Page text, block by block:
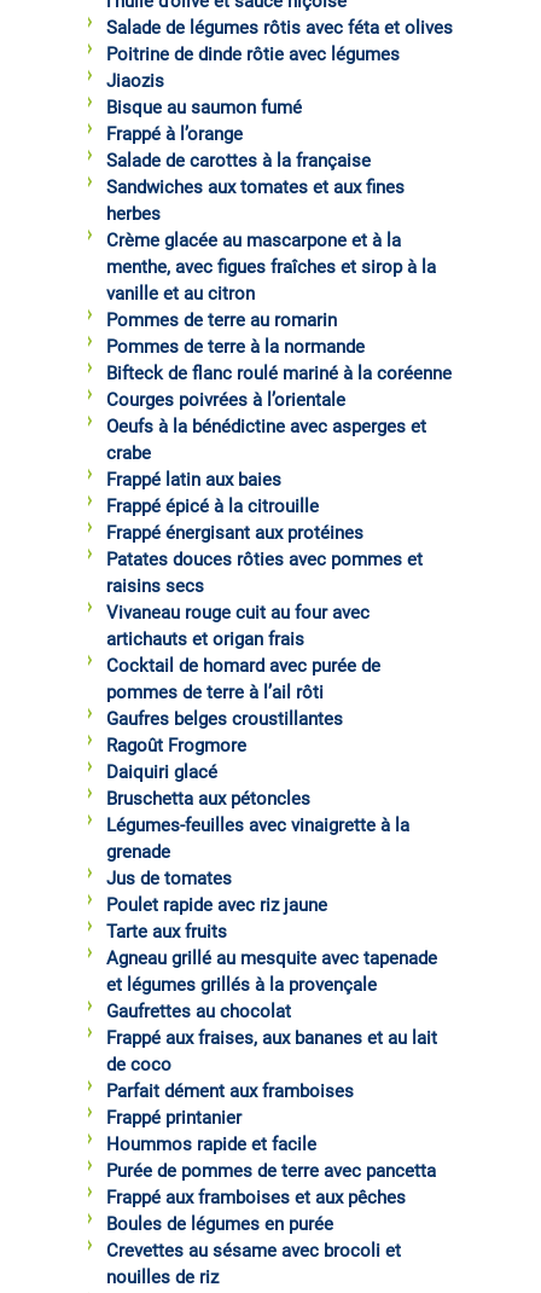
Salade de légumes rôtis avec féta et olives
Poitrine de dinde rôtie avec légumes
Jiaozis
Bisque au saumon fumé
Frappé à l’orange
Salade de carottes à la française
Sandwiches aux tomates et aux fines
herbes
Crème glacée au mascarpone et à la
menthe, avec figues fraîches et sirop à la
vanille et au citron
Pommes de terre au romarin
Pommes de terre à la normande
Bifteck de flanc roulé mariné à la coréenne
Courges poivrées à l’orientale
Oeufs à la bénédictine avec asperges et
crabe
Frappé latin aux baies
Frappé épicé à la citrouille
Frappé énergisant aux protéines
Patates douces rôties avec pommes et
raisins secs
Vivaneau rouge cuit au four avec
artichauts et origan frais
Cocktail de homard avec purée de
pommes de terre à l’ail rôti
Gaufres belges croustillantes
Ragoût Frogmore
Daiquiri glacé
Bruschetta aux pétoncles
Légumes-feuilles avec vinaigrette à la
grenade
Jus de tomates
Poulet rapide avec riz jaune
Tarte aux fruits
Agneau grillé au mesquite avec tapenade
et légumes grillés à la provençale
Gaufrettes au chocolat
Frappé aux fraises, aux bananes et au lait
de coco
Parfait dément aux framboises
Frappé printanier
Hoummos rapide et facile
Purée de pommes de terre avec pancetta
Frappé aux framboises et aux pêches
Boules de légumes en purée
Crevettes au sésame avec brocoli et
nouilles de riz